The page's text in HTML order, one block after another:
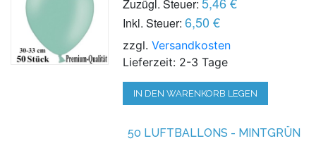
Zuzügl. Steuer:
Inkl. Steuer: 6,50 €
zzgl.Versandkosten
Lieferzeit: 2-3 Tage
IN DEN WARENKORB LEGEN
50 LUFTBALLONS - MINTGRÜN